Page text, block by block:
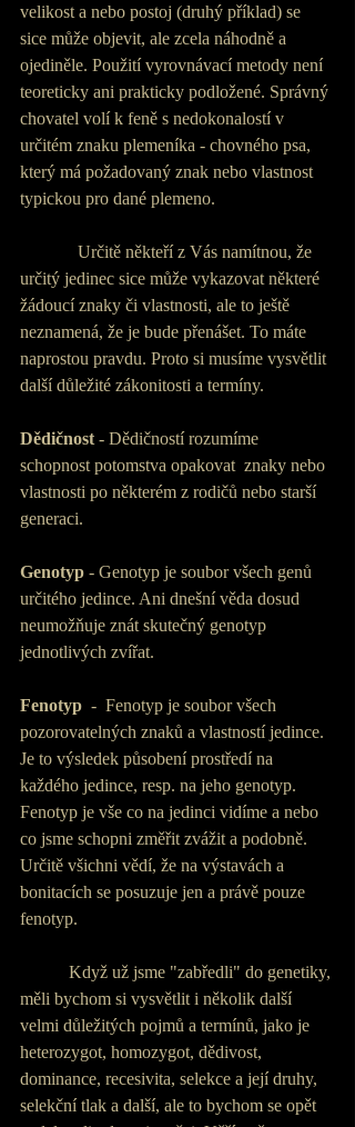
velikost a nebo postoj (druhý příklad) se
sice může objevit, ale zcela náhodně a
ojediněle. Použití vyrovnávací metody není
teoreticky ani prakticky podložené. Správný
chovatel volí k feně s nedokonalostí v
určitém znaku plemeníka - chovného psa,
který má požadovaný znak nebo vlastnost
typickou pro dané plemeno.
určitý jedinec sice může vykazovat některé
žádoucí znaky či vlastnosti, ale to ještě
neznamená, že je bude přenášet. To máte
naprostou pravdu. Proto si musíme vysvětlit
další důležité zákonitosti a termíny.
Dědičnost - Dědičností rozumíme
schopnost potomstva opakovat  znaky nebo
vlastnosti po některém z rodičů nebo starší
generaci.
Genotyp - Genotyp je soubor všech genů
určitého jedince. Ani dnešní věda dosud
neumožňuje znát skutečný genotyp
jednotlivých zvířat.
Fenotyp
  -  Fenotyp je soubor všech
pozorovatelných znaků a vlastností jedince.
Je to výsledek působení prostředí na
každého jedince, resp. na jeho genotyp.
Fenotyp je vše co na jedinci vidíme a nebo
co jsme schopni změřit zvážit a podobně.
Určitě všichni vědí, že na výstavách a
bonitacích se posuzuje jen a právě pouze
fenotyp.
měli bychom si vysvětlit i několik další
velmi důležitých pojmů a termínů, jako je
heterozygot, homozygot, dědivost,
dominance, recesivita, selekce a její druhy,
selekční tlak a další, ale to bychom se opět